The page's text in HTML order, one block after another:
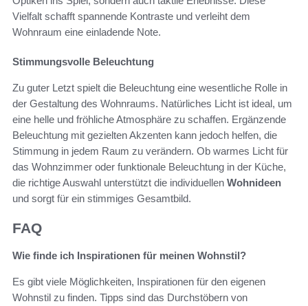
Vielfalt schafft spannende Kontraste und verleiht dem
Wohnraum eine einladende Note.
Stimmungsvolle Beleuchtung
Zu guter Letzt spielt die Beleuchtung eine wesentliche Rolle in
der Gestaltung des Wohnraums. Natürliches Licht ist ideal, um
eine helle und fröhliche Atmosphäre zu schaffen. Ergänzende
Beleuchtung mit gezielten Akzenten kann jedoch helfen, die
Stimmung in jedem Raum zu verändern. Ob warmes Licht für
das Wohnzimmer oder funktionale Beleuchtung in der Küche,
die richtige Auswahl unterstützt die individuellen Wohnideen
und sorgt für ein stimmiges Gesamtbild.
FAQ
Wie finde ich Inspirationen für meinen Wohnstil?
Es gibt viele Möglichkeiten, Inspirationen für den eigenen
Wohnstil zu finden. Tipps sind das Durchstöbern von